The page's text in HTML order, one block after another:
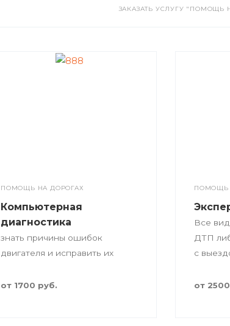
ЗАКАЗАТЬ УСЛУГУ "ПОМОЩЬ
ПОМОЩЬ НА ДОРОГАХ
Компьютерная
диагностика
знать причины ошибок
двигателя и исправить их
от 1700 руб.
ПОМОЩЬ
Все
ДТП
с
от